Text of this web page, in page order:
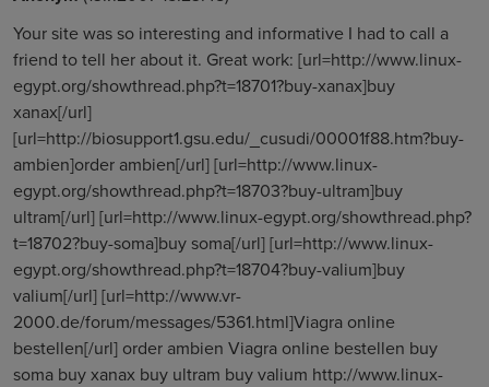
Your site was so interesting and informative I had to call a
friend to tell her about it. Great work: [url=http://www.linux-
egypt.org/showthread.php?t=18701?buy-xanax]buy
xanax[/url]
[url=http://biosupport1.gsu.edu/_cusudi/00001f88.htm?buy-
ambien]order ambien[/url] [url=http://www.linux-
egypt.org/showthread.php?t=18703?buy-ultram]buy
ultram[/url] [url=http://www.linux-egypt.org/showthread.php?
t=18702?buy-soma]buy soma[/url] [url=http://www.linux-
egypt.org/showthread.php?t=18704?buy-valium]buy
valium[/url] [url=http://www.vr-
2000.de/forum/messages/5361.html]Viagra online
bestellen[/url] order ambien Viagra online bestellen buy
soma buy xanax buy ultram buy valium http://www.linux-